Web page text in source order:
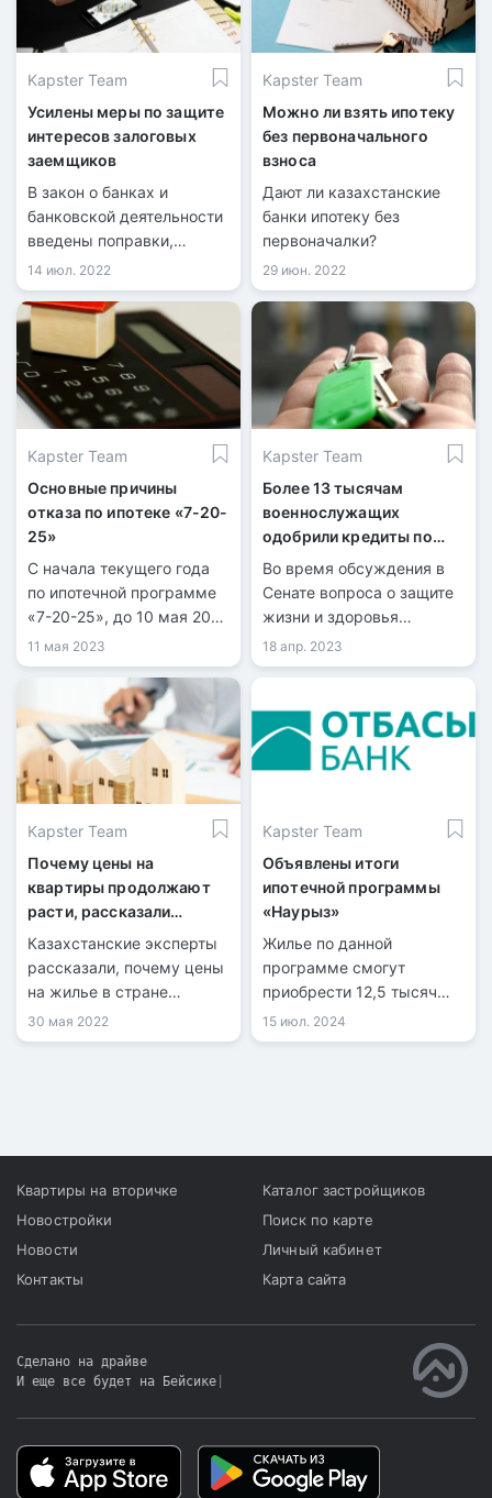
Kapster Team
Усилены меры по защите
интересов залоговых
заемщиков
В закон о банках и
банковской деятельности
введены поправки,
касающиеся залоговых
заемщиков, передается
информационными
службами со ссылкой на
Агентство РК по
регулированию и
развитию финансового
рынка.
14 июл. 2022
Kapster Team
Можно ли взять ипотеку
без первоначального
взноса
Дают ли казахстанские
банки ипотеку без
первоначалки?
29 июн. 2022
Kapster Team
Основные причины
отказа по ипотеке «7-20-
25»
С начала текущего года
по ипотечной программе
«7-20-25», до 10 мая 2023
года, банками было
выдано 2334 кредита на
сумму 37,38 млрд тенге.
11 мая 2023
Kapster Team
Более 13 тысячам
военнослужащих
одобрили кредиты по
программе “Жана
Баспана”
Во время обсуждения в
Сенате вопроса о защите
жизни и здоровья
военнослужащих
сообщили, на каких
предоставляются
кредиты для
военнослужащих.
18 апр. 2023
Kapster Team
Почему цены на
квартиры продолжают
расти, рассказали
казахстанские эксперты
Казахстанские эксперты
рассказали, почему цены
на жилье в стране
продолжают расти, при
том что продажи квартир
30 мая 2022
Kapster Team
Объявлены итоги
ипотечной программы
«Наурыз»
Жилье по данной
программе смогут
приобрести 12,5 тысяч
казахстанцев.
15 июл. 2024
Квартиры на вторичке
Новостройки
Новости
Контакты
Каталог застройщиков
Поиск по карте
Личный кабинет
Карта сайта
Сделано на драйве
И еще все будет на Бейсике